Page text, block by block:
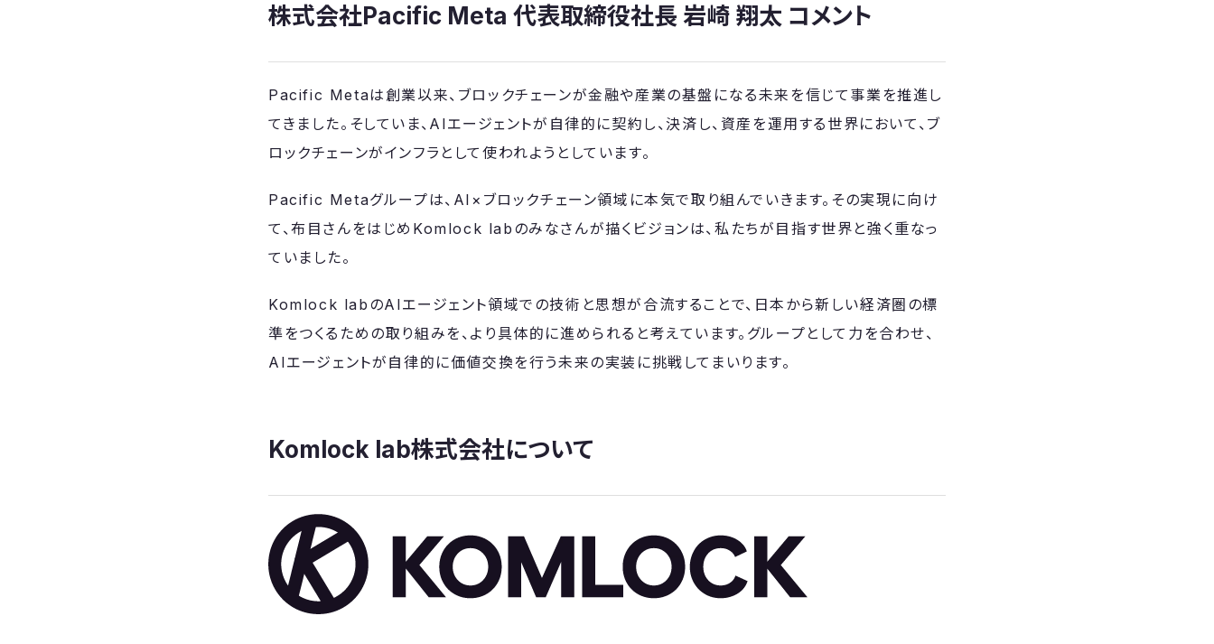
株式会社Pacific Meta 代表取締役社長 岩崎 翔太 コメント
Pacific Metaは創業以来、ブロックチェーンが金融や産業の基盤になる未来を信じて事業を推進し
てきました。そしていま、AIエージェントが自律的に契約し、決済し、資産を運用する世界において、ブ
ロックチェーンがインフラとして使われようとしています。
Pacific Metaグループは、AI×ブロックチェーン領域に本気で取り組んでいきます。その実現に向け
て、布目さんをはじめKomlock labのみなさんが描くビジョンは、私たちが目指す世界と強く重なっ
ていました。
Komlock labのAIエージェント領域での技術と思想が合流することで、日本から新しい経済圏の標
準をつくるための取り組みを、より具体的に進められると考えています。グループとして力を合わせ、
AIエージェントが自律的に価値交換を行う未来の実装に挑戦してまいります。
Komlock lab株式会社について